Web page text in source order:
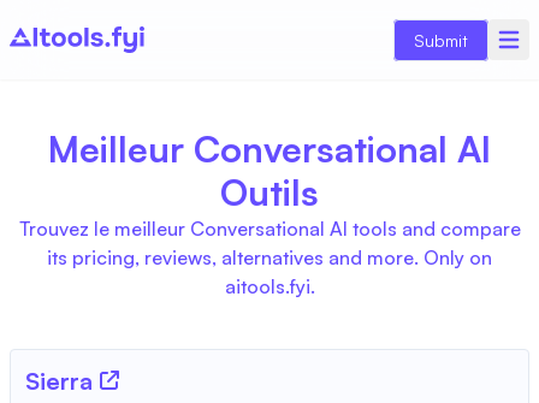
Submit
Meilleur Conversational AI
Outils
Trouvez le meilleur Conversational AI tools and compare
its pricing, reviews, alternatives and more. Only on
aitools.fyi.
Sierra